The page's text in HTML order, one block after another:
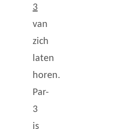
3
van
zich
laten
horen.
Par-
3
is